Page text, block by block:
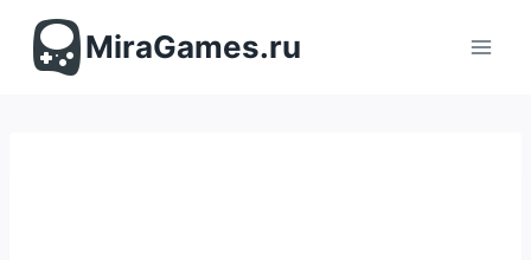
содержимомуMiraGames.ru